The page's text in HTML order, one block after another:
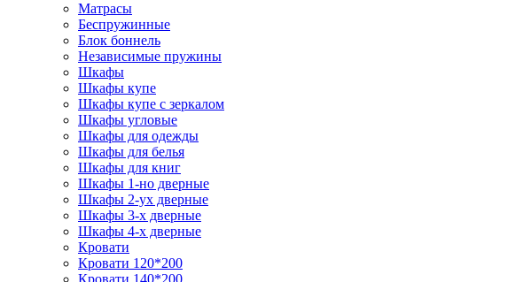
Матрасы
Беспружинные
Блок боннель
Независимые пружины
Шкафы
Шкафы купе
Шкафы купе с зеркалом
Шкафы угловые
Шкафы для одежды
Шкафы для белья
Шкафы для книг
Шкафы 1-но дверные
Шкафы 2-ух дверные
Шкафы 3-х дверные
Шкафы 4-х дверные
Кровати
Кровати 120*200
Кровати 140*200